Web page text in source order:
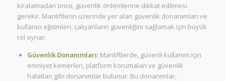
kiralamadan önce, güvenlik önlemlerine dikkat edilmesi
gerekir. Manliftlerin üzerinde yer alan güvenlik donanımları ve
kullanıcı eğitimleri, çalışanların güvenliğini sağlamak için büyük
rol oynar.
Güvenlik Donanımları:Manliftlerde, güvenli kullanım için
emniyet kemerleri, platform korumaları ve güvenlik
halatları gibi donanımlar bulunur. Bu donanımlar,